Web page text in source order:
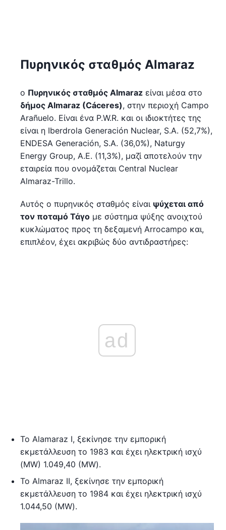
Πυρηνικός σταθμός Almaraz
ο Πυρηνικός σταθμός Almaraz είναι μέσα στο
δήμος Almaraz (Cáceres), στην περιοχή Campo
Arañuelo. Είναι ένα P.W.R. και οι ιδιοκτήτες της
είναι η Iberdrola Generación Nuclear, S.A. (52,7%),
ENDESA Generación, S.A. (36,0%), Naturgy
Energy Group, Α.Ε. (11,3%), μαζί αποτελούν την
εταιρεία που ονομάζεται Central Nuclear
Almaraz-Trillo.
Αυτός ο πυρηνικός σταθμός είναι ψύχεται από
τον ποταμό Τάγο με σύστημα ψύξης ανοιχτού
κυκλώματος προς τη δεξαμενή Arrocampo και,
επιπλέον, έχει ακριβώς δύο αντιδραστήρες:
ad
Το Alamaraz I, ξεκίνησε την εμπορική
εκμετάλλευση το 1983 και έχει ηλεκτρική ισχύ
(MW) 1.049,40 (MW).
Το Almaraz II, ξεκίνησε την εμπορική
εκμετάλλευση το 1984 και έχει ηλεκτρική ισχύ
1.044,50 (MW).